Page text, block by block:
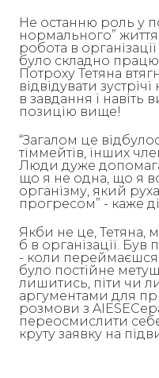
Не останню роль у
нормального” життя
робота в
було складно
Потроху Тетяна
відвідувати
в завдання і навіть
позицію вище!
“Загалом це
тіммейтів, інших
Люди дуже
що я не одна, що я
організму, який
прогресом” - каже
Якби не це, Тетяна,
б в організації.
- коли
було постійне
лишитись, піти чи
аргументами для
розмови з
переосмислити
круту заявку на